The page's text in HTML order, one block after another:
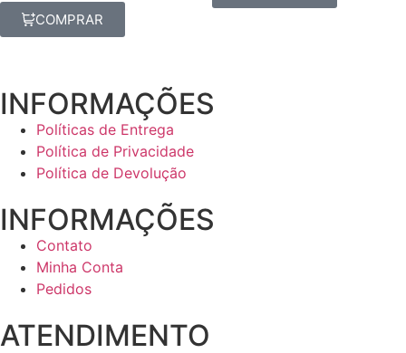
COMPRAR
INFORMAÇÕES
Políticas de Entrega
Política de Privacidade
Política de Devolução
INFORMAÇÕES
Contato
Minha Conta
Pedidos
ATENDIMENTO